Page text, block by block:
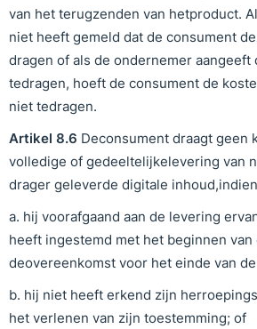
van het terugzenden van hetproduct.
niet heeft gemeld dat de consument
dragen of als de ondernemer aangeeft
tedragen, hoeft de consument de
niet tedragen.
Artikel 8.6 Deconsument draagt geen
volledige of gedeeltelijkelevering van
drager geleverde digitale
a. hij voorafgaand aan de levering
heeft ingestemd met het beginnen van
deovereenkomst voor het einde van
b. hij niet heeft erkend zijn
het verlenen van zijn toestemming; of